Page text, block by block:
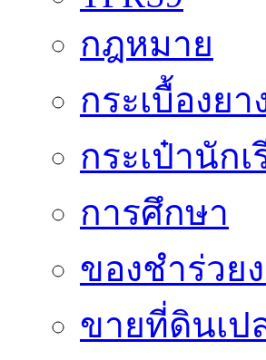
กฎหมาย
กระเบื้องยา
กระเป๋านัก
การศึกษา
ของชำร่วย
ขายที่ดินเป